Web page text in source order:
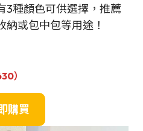
3種顏色可供選擇，推薦
或包中包等用途！
）
購買